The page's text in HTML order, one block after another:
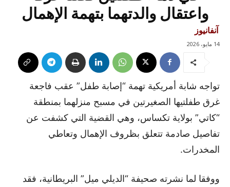
واعتقال والدتهما بتهمة الإهمال
آنفانيوز
14 مايو، 2026
تواجه شابة أمريكية تهمة “إصابة طفل” عقب فاجعة
غرق طفلتيها الصغيرتين في مسبح منزلهما بمنطقة
“كاتي” بولاية تكساس، وهي القضية التي كشفت عن
تفاصيل صادمة تتعلق بظروف الإهمال وتعاطي
المخدرات.
ووفقا لما نشرته صحيفة “الديلي ميل” البريطانية، فقد